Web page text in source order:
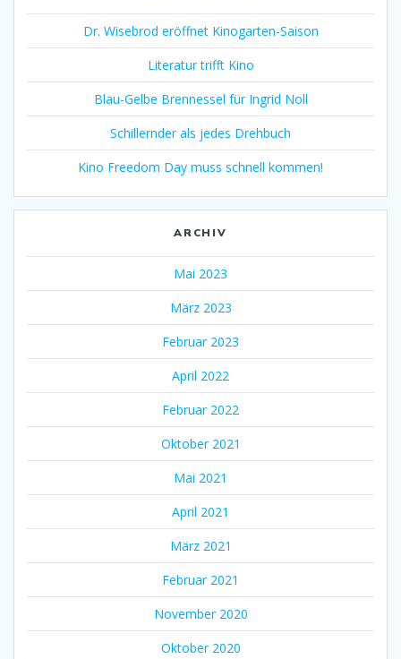
Dr. Wisebrod eröffnet Kinogarten-Saison
Literatur trifft Kino
Blau-Gelbe Brennessel für Ingrid Noll
Schillernder als jedes Drehbuch
Kino Freedom Day muss schnell kommen!
ARCHIV
Mai 2023
März 2023
Februar 2023
April 2022
Februar 2022
Oktober 2021
Mai 2021
April 2021
März 2021
Februar 2021
November 2020
Oktober 2020